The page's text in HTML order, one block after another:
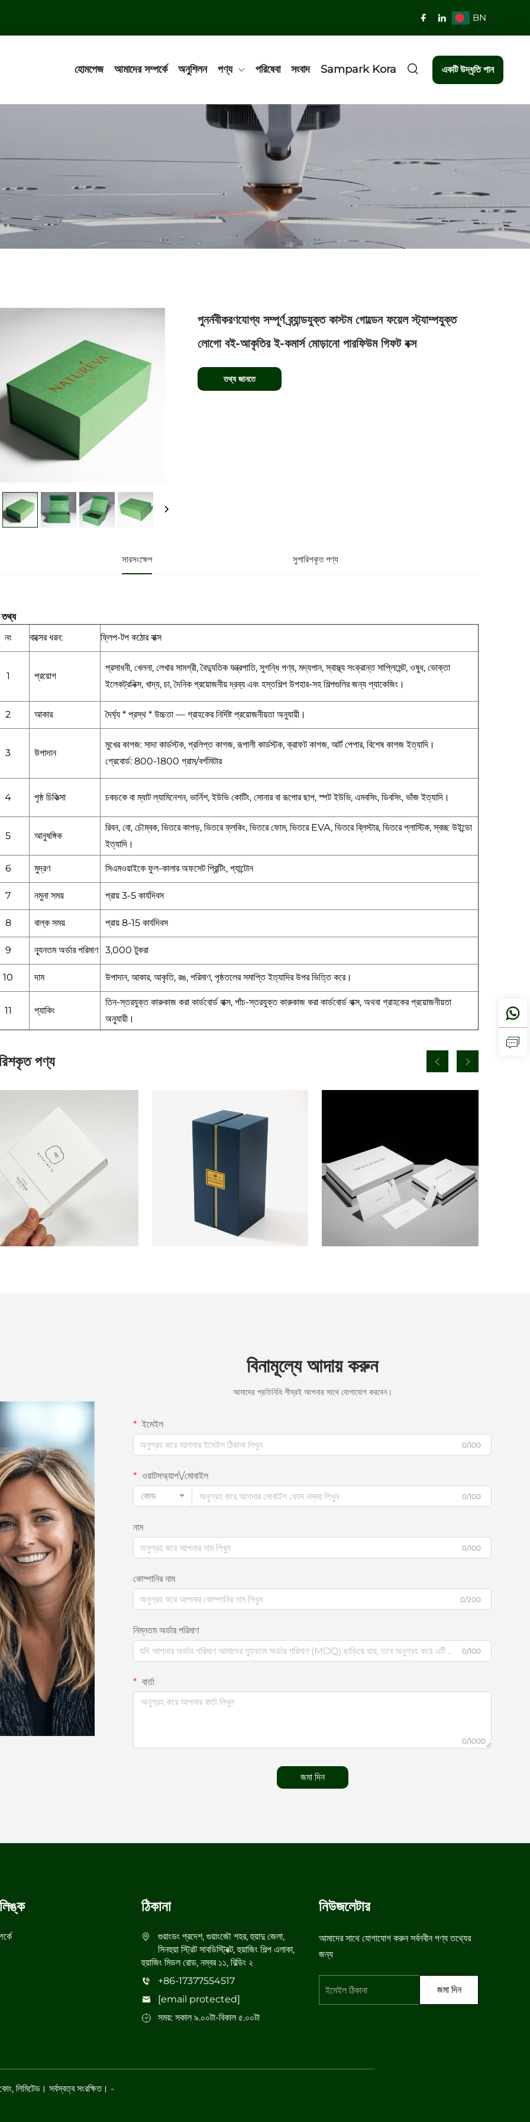
BN
হোমপেজ আমাদের সম্পর্কে অনুশিলন পণ্য পরিষেবা সংবাদ Sampark Kora একটি উদ্ধৃতি পান
পুনর্নবীকরণযোগ্য সম্পূর্ণ ব্র্যান্ডযুক্ত কাস্টম গোল্ডেন ফয়েল স্ট্যাম্পযুক্ত
লোগো বই-আকৃতির ই-কমার্স মোড়ানো পারফিউম গিফট বক্স
তথ্য জানতে
সারসংক্ষেপ সুপারিশকৃত পণ্য
তথ্য
নং
বাক্সের ধরন: ফ্লিপ-টপ কঠোর বাক্স
1 প্রয়োগ
প্রসাধনী, খেলনা, লেখার সামগ্রী, বৈদ্যুতিক যন্ত্রপাতি, সুগন্ধি পণ্য, মদ্যপান, স্বাস্থ্য সংক্রান্ত সাপ্লিমেন্ট, ওষুধ, ভোক্তা
ইলেকট্রনিক্স, খাদ্য, চা, দৈনিক প্রয়োজনীয় দ্রব্য এবং হস্তশিল্প উপহার-সহ শিল্পগুলির জন্য প্যাকেজিং।
2 আকার দৈর্ঘ্য * প্রস্থ * উচ্চতা — গ্রাহকের নির্দিষ্ট প্রয়োজনীয়তা অনুযায়ী।
3 উপাদান
মুখের কাগজ: সাদা কার্ডস্টক, প্রলিপ্ত কাগজ, রূপালী কার্ডস্টক, ক্রাফট কাগজ, আর্ট পেপার, বিশেষ কাগজ ইত্যাদি।
গ্রেবোর্ড: 800-1800 গ্রাম/বর্গমিটার
4 পৃষ্ঠ চিকিত্সা চকচকে বা ম্যাট ল্যামিনেশন, ভার্নিশ, ইউভি কোটিং, সোনার বা রূপোর ছাপ, স্পট ইউভি, এমবসিং, ডিবসিং, ভাঁজ ইত্যাদি।
5 আনুষঙ্গিক
রিবন, বো, চৌম্বক, ভিতরে কাপড়, ভিতরে ফ্লকিং, ভিতরে ফোম, ভিতরে EVA, ভিতরে ব্লিস্টার, ভিতরে প্লাস্টিক, স্বচ্ছ উইন্ডো
ইত্যাদি।
6 মুদ্রণ সিএমওয়াইকে ফুল-কালার অফসেট প্রিন্টিং, প্যান্টোন
7 নমুনা সময় প্রায় 3-5 কার্যদিবস
8 বাল্ক সময় প্রায় 8-15 কার্যদিবস
9 ন্যূনতম অর্ডার পরিমাণ 3,000 টুকরা
10 দাম উপাদান, আকার, আকৃতি, রঙ, পরিমাণ, পৃষ্ঠতলের সমাপ্তি ইত্যাদির উপর ভিত্তি করে।
11 প্যাকিং
তিন-স্তরযুক্ত কারুকাজ করা কার্ডবোর্ড বাক্স, পাঁচ-স্তরযুক্ত কারুকাজ করা কার্ডবোর্ড বাক্স, অথবা গ্রাহকের প্রয়োজনীয়তা
অনুযায়ী।
পণ্য
বিনামূল্যে আদায় করুন
আমাদের প্রতিনিধি শীঘ্রই আপনার সাথে যোগাযোগ করবেন।
ইমেইল
0/100
ওয়াটসঅ্যাপ\/মোবাইল
কোড
0/100
নাম
0/100
কোম্পানির নাম
0/200
নিম্নতম অর্ডার পরিমাণ
0/100
বার্তা
0/1000
জমা দিন
ঠিকানা
গুয়াংডং প্রদেশ, গুয়াংজৌ শহর, হুয়াদু জেলা,
সিনহুয়া স্ট্রিট সাবডিস্ট্রিক্ট, হুয়াজিং শিল্প এলাকা,
হুয়াজিং মিডল রোড, নম্বর ১১, বিল্ডিং ২
+86-17377554517
[email protected]
সময়: সকাল ৯.০০টা-বিকাল ৫.০০টা
নিউজলেটার
আমাদের সাথে যোগাযোগ করুন সর্বনবীন পণ্য তথ্যের
জন্য
জমা দিন
লিমিটেড। সর্বস্বত্ব সংরক্ষিত। -